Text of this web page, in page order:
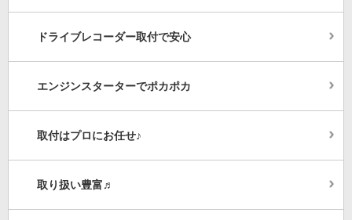
ドライブレコーダー取付で安心
エンジンスターターでポカポカ
取付はプロにお任せ♪
取り扱い豊富♬